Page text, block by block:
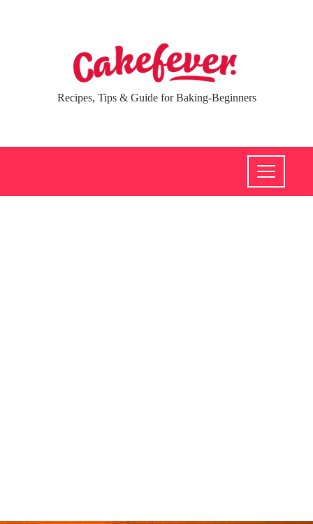
Recipes, Tips & Guide for Baking-Beginners